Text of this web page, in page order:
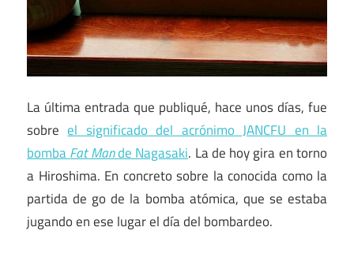
La última entrada que publiqué, hace unos días, fue
sobreel significado del acrónimo JANCFU en la
bombaFat Mande Nagasaki. La de hoy gira en torno
a Hiroshima. En concreto sobre la conocida como la
partida de go de la bomba atómica, que se estaba
jugando en ese lugar el día del bombardeo.